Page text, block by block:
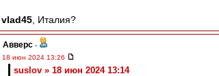
vlad45 , Италия?
Авверс -
18 июн 2024 13:26
suslov » 18 июн 2024 13:14